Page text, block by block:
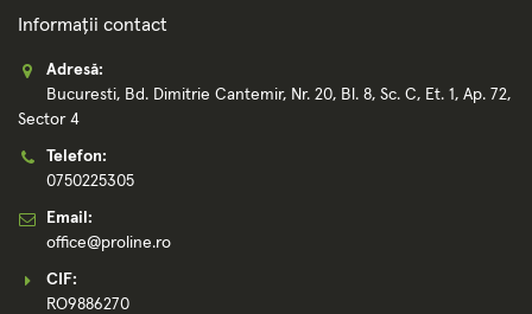
Informații contact
Adresă:
Bucuresti, Bd. Dimitrie Cantemir, Nr. 20, Bl. 8, Sc. C, Et. 1, Ap. 72,
Sector 4
Telefon:
0750225305
Email:
office@proline.ro
CIF:
RO9886270